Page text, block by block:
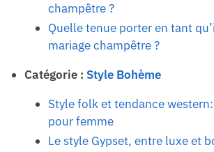
champêtre ?
Quelle tenue porter en tant
mariage champêtre ?
Catégorie : Style Bohème
Style folk et tendance
pour femme
Le style Gypset, entre luxe et